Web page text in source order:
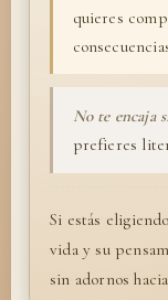
quieres
No te encaja
prefieres
Si estás
vida y su
sin adornos